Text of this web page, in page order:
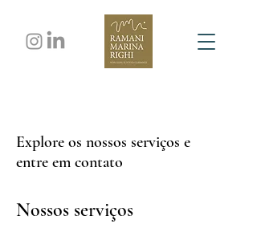
Explore os nossos serviços e
entre em contato
Nossos serviços